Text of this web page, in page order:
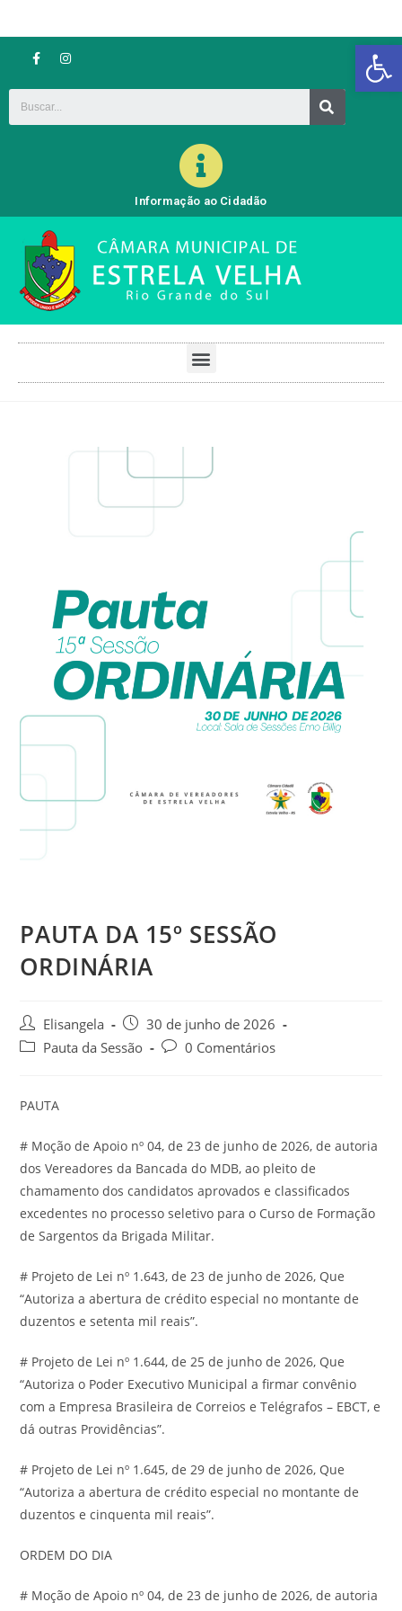
Barra de Ferramentas Aberta
Informação ao Cidadão
PAUTA DA 15º SESSÃO
ORDINÁRIA
Elisangela
30 de junho de 2026
Pauta da Sessão
0 Comentários
PAUTA
# Moção de Apoio nº 04, de 23 de junho de 2026, de autoria
dos Vereadores da Bancada do MDB, ao pleito de
chamamento dos candidatos aprovados e classificados
excedentes no processo seletivo para o Curso de Formação
de Sargentos da Brigada Militar.
# Projeto de Lei nº 1.643, de 23 de junho de 2026, Que
“Autoriza a abertura de crédito especial no montante de
duzentos e setenta mil reais”.
# Projeto de Lei nº 1.644, de 25 de junho de 2026, Que
“Autoriza o Poder Executivo Municipal a firmar convênio
com a Empresa Brasileira de Correios e Telégrafos – EBCT, e
dá outras Providências”.
# Projeto de Lei nº 1.645, de 29 de junho de 2026, Que
“Autoriza a abertura de crédito especial no montante de
duzentos e cinquenta mil reais”.
ORDEM DO DIA
# Moção de Apoio nº 04, de 23 de junho de 2026, de autoria